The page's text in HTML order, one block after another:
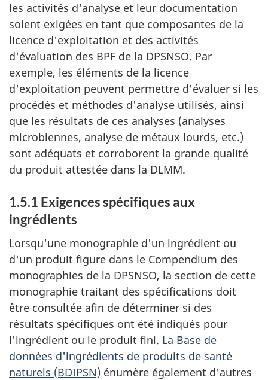
les activités d'analyse et leur documentation
soient exigées en tant que composantes de la
licence d'exploitation et des activités
d'évaluation des BPF de la DPSNSO. Par
exemple, les éléments de la licence
d'exploitation peuvent permettre d'évaluer si les
procédés et méthodes d'analyse utilisés, ainsi
que les résultats de ces analyses (analyses
microbiennes, analyse de métaux lourds, etc.)
sont adéquats et corroborent la grande qualité
du produit attestée dans la DLMM.
1.5.1 Exigences spécifiques aux
ingrédients
Lorsqu'une monographie d'un ingrédient ou
d'un produit figure dans le Compendium des
monographies de la DPSNSO, la section de cette
monographie traitant des spécifications doit
être consultée afin de déterminer si des
résultats spécifiques ont été indiqués pour
l'ingrédient ou le produit fini. La Base de
données d'ingrédients de produits de santé
naturels (BDIPSN) énumère également d'autres